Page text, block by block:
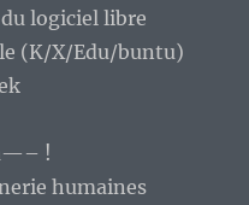
logiciel libre
(K/X/Edu/buntu)
!
humaines